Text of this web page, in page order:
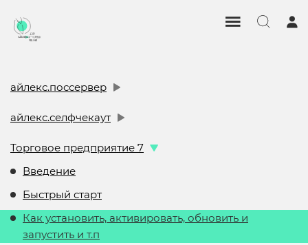
айлекс.поссервер
айлекс.селфчекаут
Торговое предприятие 7
Введение
Быстрый старт
Как установить, активировать, обновить и
запустить и т.п